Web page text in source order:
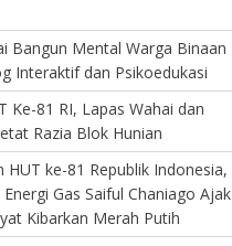
Bangun Mental Warga Binaan
Interaktif dan Psikoedukasi
Ke-81 RI, Lapas Wahai dan
Razia Blok Hunian
HUT ke-81 Republik Indonesia,
Gas Saiful Chaniago Ajak
Kibarkan Merah Putih